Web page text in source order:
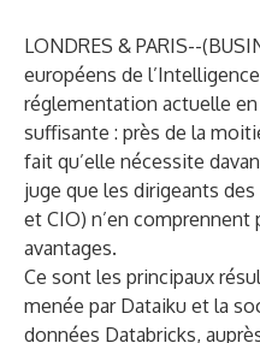
LONDRES & PARIS--(
européens de
réglementation actuelle
suffisante : près de la
fait qu’elle nécessite
juge que les dirigeants des
et CIO) n’en comprennent
avantages.
Ce sont les principaux
menée par Dataiku et la
données Databricks,